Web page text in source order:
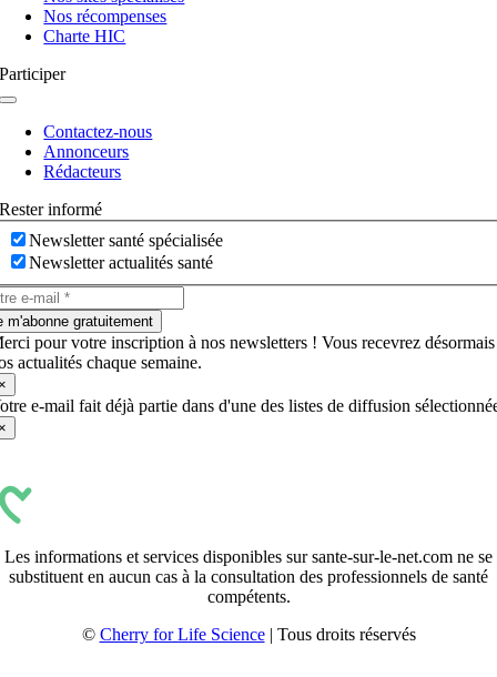
Nos récompenses
Charte HIC
Participer
Navigation
basculeContactez-nous
Annonceurs
Rédacteurs
Rester informé
Newsletter santé spécialisée
Newsletter actualités santé
m'abonne gratuitement
pour votre inscription à nos newsletters ! Vous recevrez désormais
actualités chaque semaine.
e-mail fait déjà partie dans d'une des listes de diffusion
Les informations et services disponibles sur sante-sur-le-net.com ne se
substituent en aucun cas à la consultation des professionnels de santé
compétents.
© Cherry for Life Science| Tous droits réservés